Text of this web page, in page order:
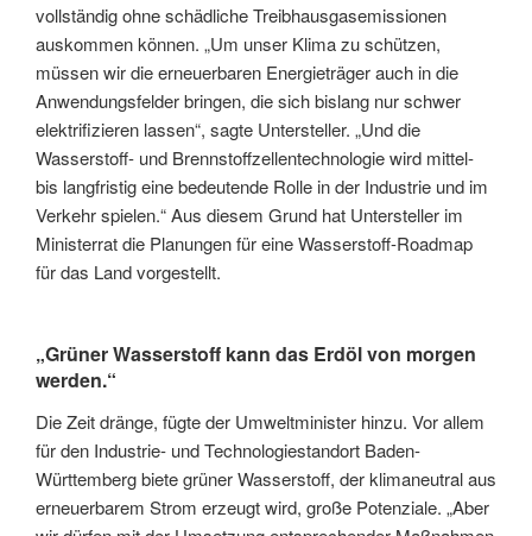
vollständig ohne schädliche Treibhausgasemissionen
auskommen können. „Um unser Klima zu schützen,
müssen wir die erneuerbaren Energieträger auch in die
Anwendungsfelder bringen, die sich bislang nur schwer
elektrifizieren lassen“, sagte Untersteller. „Und die
Wasserstoff- und Brennstoffzellentechnologie wird mittel-
bis langfristig eine bedeutende Rolle in der Industrie und im
Verkehr spielen.“ Aus diesem Grund hat Untersteller im
Ministerrat die Planungen für eine Wasserstoff-Roadmap
für das Land vorgestellt.
„Grüner Wasserstoff kann das Erdöl von morgen
werden.“
Die Zeit dränge, fügte der Umweltminister hinzu. Vor allem
für den Industrie- und Technologiestandort Baden-
Württemberg biete grüner Wasserstoff, der klimaneutral aus
erneuerbarem Strom erzeugt wird, große Potenziale. „Aber